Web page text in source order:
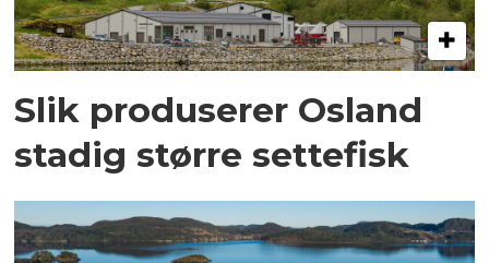
Slik produserer Osland
stadig større settefisk